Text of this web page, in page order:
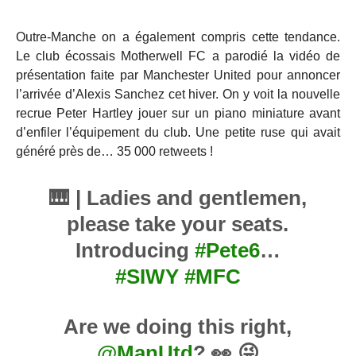
Outre-Manche on a également compris cette tendance.
Le club écossais Motherwell FC a parodié la vidéo de
présentation faite par Manchester United pour annoncer
l’arrivée d’Alexis Sanchez cet hiver. On y voit la nouvelle
recrue Peter Hartley jouer sur un piano miniature avant
d’enfiler l’équipement du club. Une petite ruse qui avait
généré près de… 35 000 retweets !
🎹 | Ladies and gentlemen,
please take your seats.
Introducing #Pete6…
#SIWY #MFC
Are we doing this right,